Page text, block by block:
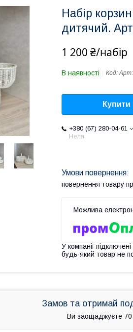
Набір
дитячий.
1 200 ₴/набір
В наявності Код:
Купити
+380 (67) 280-04-61
Неля
повернення товару
У компанії
будь-який товар не
Замов та отримай
Ви заощаджуєте